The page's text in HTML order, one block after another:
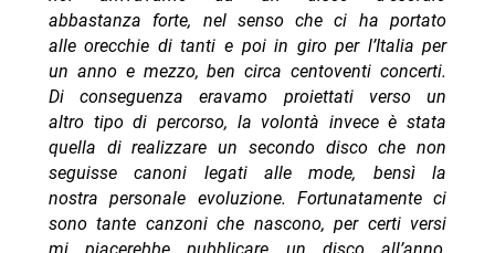
abbastanza forte, nel senso che ci ha portato
alle orecchie di tanti e poi in giro per l’Italia per
un anno e mezzo, ben circa centoventi concerti.
Di conseguenza eravamo proiettati verso un
altro tipo di percorso, la volontà invece è stata
quella di realizzare un secondo disco che non
seguisse canoni legati alle mode, bensì la
nostra personale evoluzione. Fortunatamente ci
sono tante canzoni che nascono, per certi versi